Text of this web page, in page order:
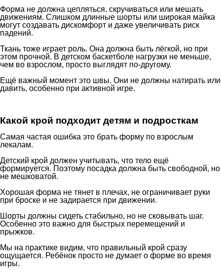
Форма не должна цепляться, скручиваться или мешать
движениям. Слишком длинные шорты или широкая майка
могут создавать дискомфорт и даже увеличивать риск
падений.
Ткань тоже играет роль. Она должна быть лёгкой, но при
этом прочной. В детском баскетболе нагрузки не меньше,
чем во взрослом, просто выглядят по-другому.
Ещё важный момент это швы. Они не должны натирать или
давить, особенно при активной игре.
Какой крой подходит детям и подросткам
Самая частая ошибка это брать форму по взрослым
лекалам.
Детский крой должен учитывать, что тело ещё
формируется. Поэтому посадка должна быть свободной, но
не мешковатой.
Хорошая форма не тянет в плечах, не ограничивает руки
при броске и не задирается при движении.
Шорты должны сидеть стабильно, но не сковывать шаг.
Особенно это важно для быстрых перемещений и
прыжков.
Мы на практике видим, что правильный крой сразу
ощущается. Ребёнок просто не думает о форме во время
игры.